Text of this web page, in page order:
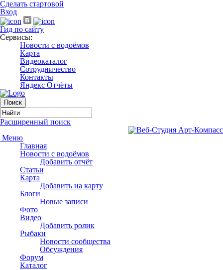
Сделать стартовой
Вход
Гид по сайту
Сервисы:
Новости с водоёмов
Карта
Видеокаталог
Сотрудничество
Контакты
Яндекс Отчёты
Расширенный поиск
Меню
Главная
Новости с водоёмов
Добавить отчёт
Статьи
Карта
Добавить на карту
Блоги
Новые записи
Фото
Видео
Добавить ролик
Рыбаки
Новости сообщества
Обсуждения
Форум
Каталог